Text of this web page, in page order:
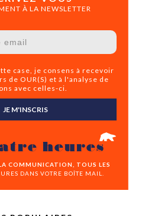
À LA NEWSLETTER
case, je consens à recevoir
de OUR(S) et à l'analyse de
avec celles-ci.
JE M'INSCRIS
heures
COMMUNICATION, TOUS LES
DANS VOTRE BOÎTE MAIL.